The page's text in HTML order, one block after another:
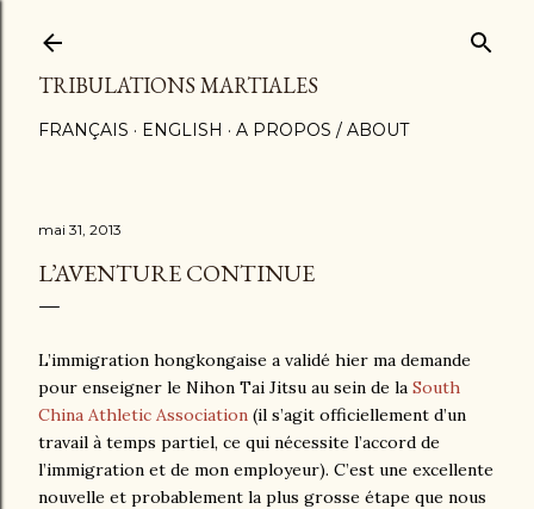
TRIBULATIONS MARTIALES
FRANÇAIS ENGLISH A PROPOS / ABOUT
mai 31, 2013
L’AVENTURE CONTINUE
L’immigration hongkongaise a validé hier ma demande
pour enseigner le Nihon Tai Jitsu au sein de la South
China Athletic Association (il s’agit officiellement d’un
travail à temps partiel, ce qui nécessite l’accord de
l’immigration et de mon employeur). C’est une excellente
nouvelle et probablement la plus grosse étape que nous